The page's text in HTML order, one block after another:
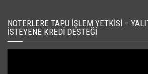
NOTERLERE TAPU İŞLEM YETKISI –
İSTEYENE KREDI DESTEĞI